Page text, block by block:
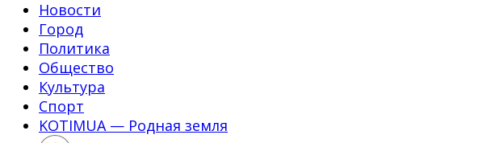
Новости
Город
Политика
Общество
Культура
Спорт
KOTIMUA — Родная земля